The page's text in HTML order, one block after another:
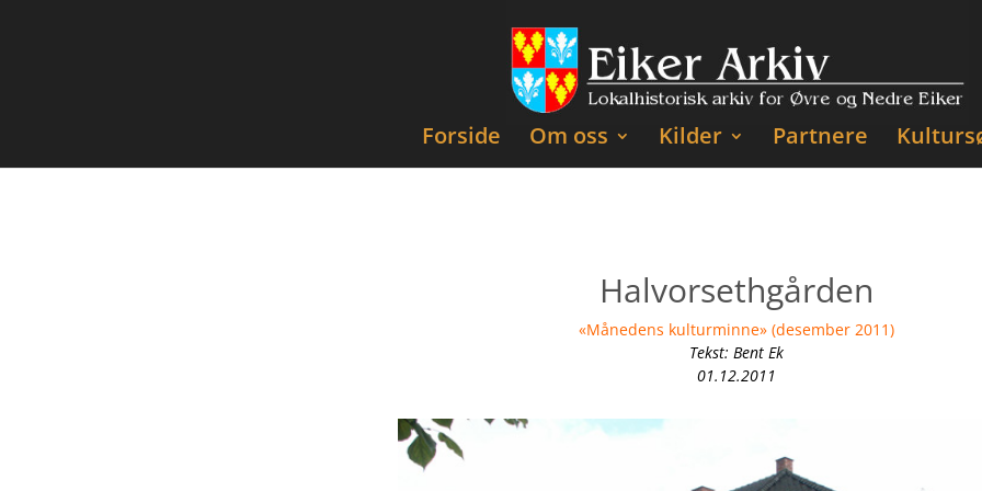
Forside Om oss Kilder Partnere
Halvorsethgården
«Månedens kulturminne» (desember 2011)
Tekst: Bent Ek
01.12.2011